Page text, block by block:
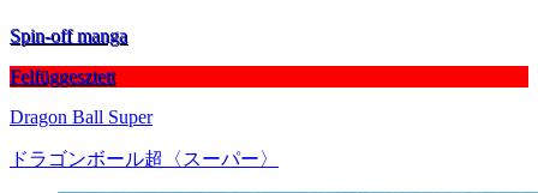
Spin-off manga
Felfüggesztett
Dragon Ball Super
ドラゴンボール超〈スーパー〉